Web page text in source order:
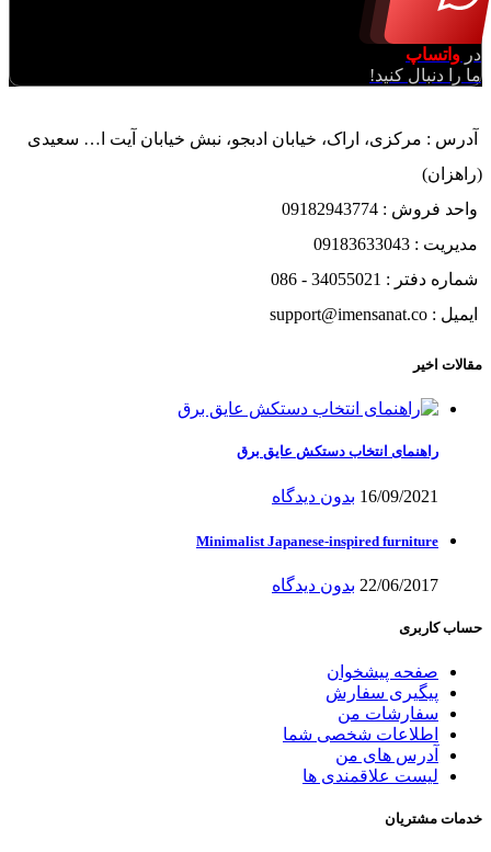
در واتساپ
ما را دنبال کنید!
آدرس : مرکزی، اراک، خیابان ادبجو، نبش خیابان آیت ا… سعیدی
(راهزان)
واحد فروش : 09182943774
مدیریت : 09183633043
شماره دفتر : 34055021 - 086
ایمیل : support@imensanat.co
مقالات اخیر
راهنمای انتخاب دستکش عایق برق
16/09/2021 بدون دیدگاه
Minimalist Japanese-inspired furniture
22/06/2017 بدون دیدگاه
حساب کاربری
صفحه پیشخوان
پیگیری سفارش
سفارشات من
اطلاعات شخصی شما
آدرس های من
لیست علاقمندی ها
خدمات مشتریان